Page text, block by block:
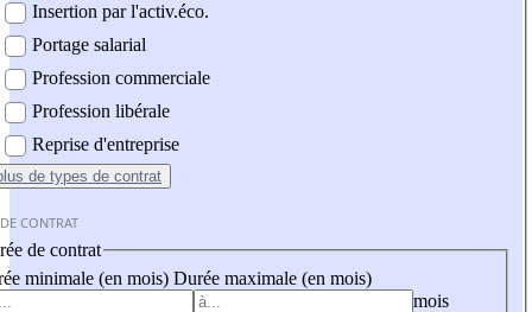
Insertion par l'activ.éco.
Portage salarial
Profession commerciale
Profession libérale
Reprise d'entreprise
de types de contrat
CONTRAT
de contrat
minimale (en mois) Durée maximale (en mois)
mois